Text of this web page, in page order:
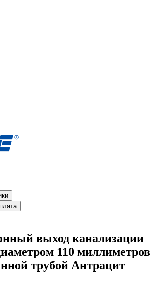
выход канализации
110 миллиметров
трубой Антрацит